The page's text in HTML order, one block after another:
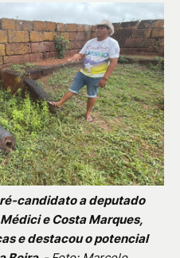
candidato a deputado
e Costa Marques,
e destacou o potencial